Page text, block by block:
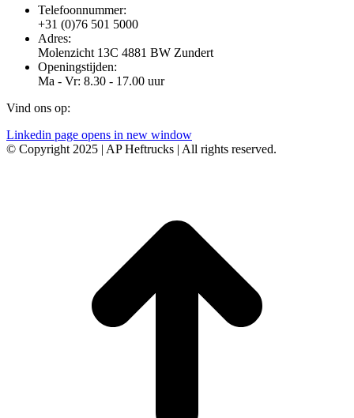
Telefoonnummer:
+31 (0)76 501 5000
Adres:
Molenzicht 13C 4881 BW Zundert
Openingstijden:
Ma - Vr: 8.30 - 17.00 uur
Vind ons op:
Linkedin page opens in new window
© Copyright 2025 | AP Heftrucks | All rights reserved.